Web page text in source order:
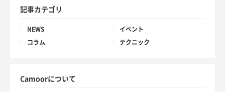
記事カテゴリ
NEWS イベント
コラム テクニック
Camoorについて